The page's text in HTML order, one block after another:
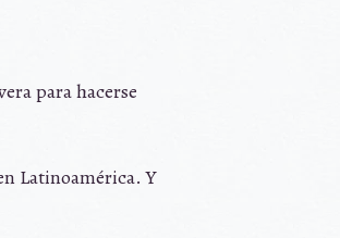
para hacerse
Latinoamérica. Y